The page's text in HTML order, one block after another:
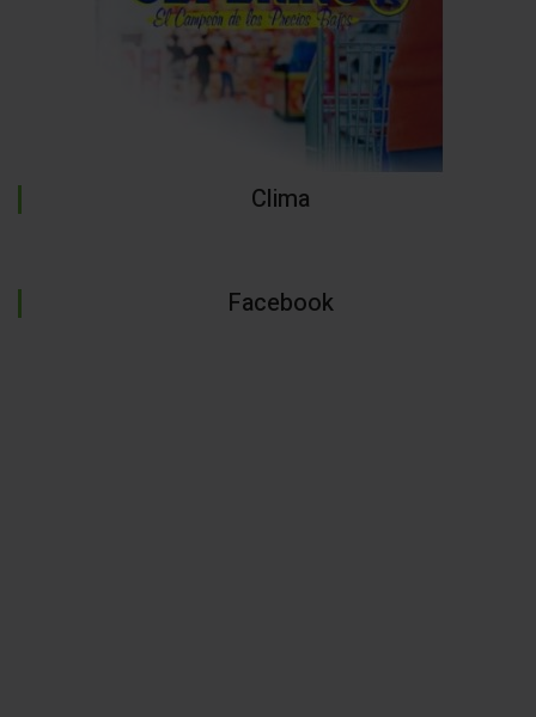
Clima
Facebook